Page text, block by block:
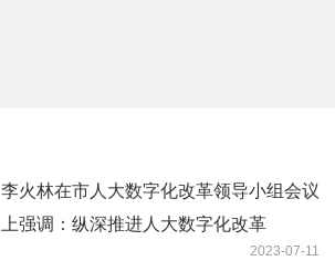
李火林在市人大数字化改革领导小组会议
上强调：纵深推进人大数字化改革
2023-07-11